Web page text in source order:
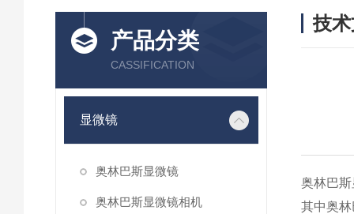
产品分类
CASSIFICATION
显微镜
奥林巴斯显微镜
奥林巴斯显微镜相机
技
奥林巴
其中奥